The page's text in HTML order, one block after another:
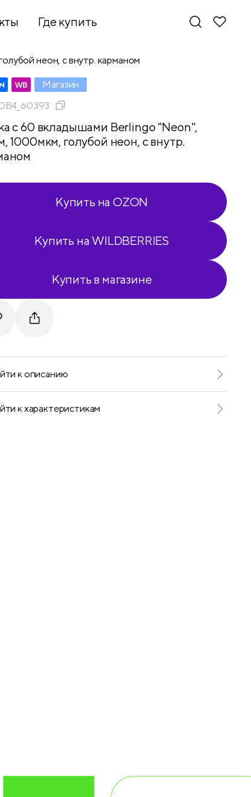
Где купить
неон, с внутр. карманом
Магазин
DB4_60393
с 60 вкладышами Berlingo "Neon",
1000мкм, голубой неон, с внутр.
Купить на OZON
Купить на WILDBERRIES
Купить в магазине
Telegram
VKontakte
к описанию
к характеристикам